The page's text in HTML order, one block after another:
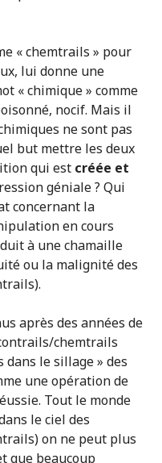
« chemtrails » pour
lui donne une
« chimique » comme
nocif. Mais il
ne sont pas
but mettre les deux
qui est créée et
géniale ? Qui
concernant la
en cours
à une chamaille
ou la malignité des
après des années de
chemtrails
dans le sillage » des
une opération de
Tout le monde
le ciel des
on ne peut plus
que beaucoup